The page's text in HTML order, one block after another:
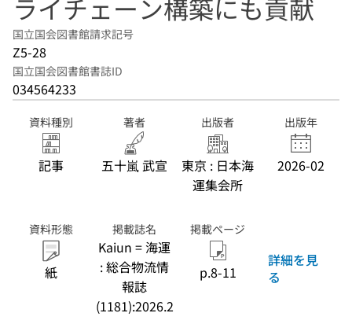
ライチェーン構築にも貢献
国立国会図書館請求記号
Z5-28
国立国会図書館書誌ID
034564233
資料種別
記事
著者
五十嵐 武宣
出版者
東京 : 日本海
運集会所
出版年
2026-02
資料形態
紙
掲載誌名
Kaiun = 海運
: 総合物流情
報誌
(1181):2026.2
掲載ページ
p.8-11
詳細を見
る